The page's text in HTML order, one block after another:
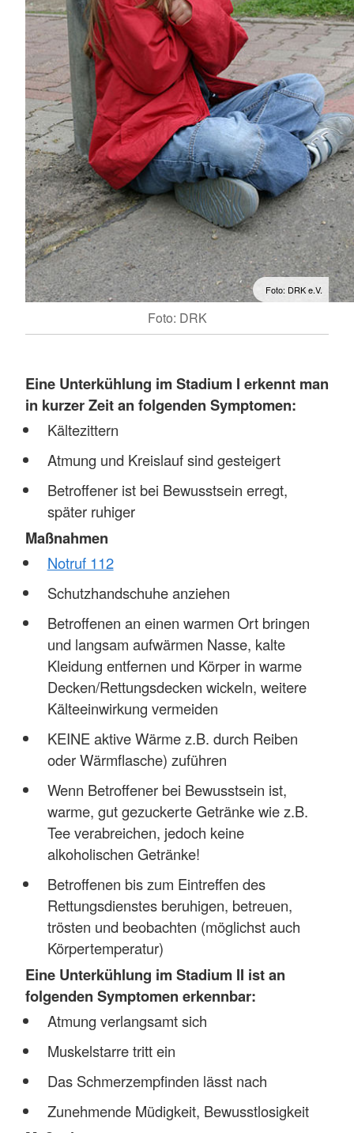
Foto: DRK e.V.
Foto: DRK
Eine Unterkühlung im Stadium I erkennt man
in kurzer Zeit an folgenden Symptomen:
Kältezittern
Atmung und Kreislauf sind gesteigert
Betroffener ist bei Bewusstsein erregt,
später ruhiger
Maßnahmen
Notruf 112
Schutzhandschuhe anziehen
Betroffenen an einen warmen Ort bringen
und langsam aufwärmen Nasse, kalte
Kleidung entfernen und Körper in warme
Decken/Rettungsdecken wickeln, weitere
Kälteeinwirkung vermeiden
KEINE aktive Wärme z.B. durch Reiben
oder Wärmflasche) zuführen
Wenn Betroffener bei Bewusstsein ist,
warme, gut gezuckerte Getränke wie z.B.
Tee verabreichen, jedoch keine
alkoholischen Getränke!
Betroffenen bis zum Eintreffen des
Rettungsdienstes beruhigen, betreuen,
trösten und beobachten (möglichst auch
Körpertemperatur)
Eine Unterkühlung im Stadium II ist an
folgenden Symptomen erkennbar:
Atmung verlangsamt sich
Muskelstarre tritt ein
Das Schmerzempfinden lässt nach
Zunehmende Müdigkeit, Bewusstlosigkeit